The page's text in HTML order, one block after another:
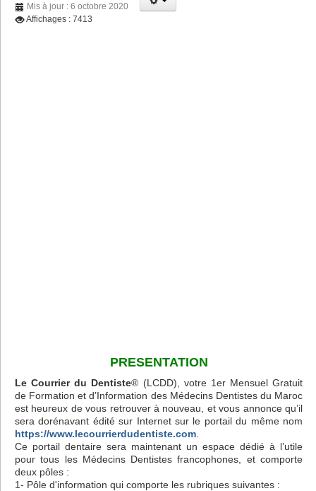
Mis à jour : 6 octobre 2020
Affichages : 7413
PRESENTATION
Le Courrier du Dentiste® (LCDD), votre 1er Mensuel Gratuit
de Formation et d’Information des Médecins Dentistes du Maroc
est heureux de vous retrouver à nouveau, et vous annonce qu’il
sera dorénavant édité sur Internet sur le portail du même nom
https://www.lecourrierdudentiste.com
Ce portail dentaire sera maintenant un espace dédié à l’utile
pour tous les Médecins Dentistes francophones, et comporte
deux pôles :
1- Pôle d'information qui comporte les rubriques suivantes :